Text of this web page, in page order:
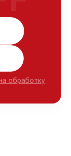
обработку